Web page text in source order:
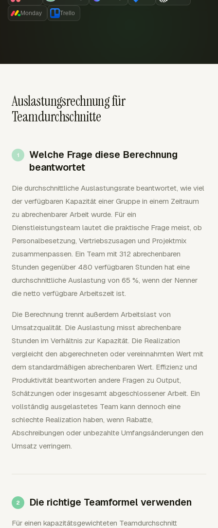
Monday Trello
Auslastungsrechnung für
Teamdurchschnitte
Welche Frage diese Berechnung
beantwortet
Die durchschnittliche Auslastungsrate beantwortet, wie viel
der verfügbaren Kapazität einer Gruppe in einem Zeitraum
zu abrechenbarer Arbeit wurde. Für ein
Dienstleistungsteam lautet die praktische Frage meist, ob
Personalbesetzung, Vertriebszusagen und Projektmix
zusammenpassen. Ein Team mit 312 abrechenbaren
Stunden gegenüber 480 verfügbaren Stunden hat eine
durchschnittliche Auslastung von 65 %, wenn der Nenner
die netto verfügbare Arbeitszeit ist.
Die Berechnung trennt außerdem Arbeitslast von
Umsatzqualität. Die Auslastung misst abrechenbare
Stunden im Verhältnis zur Kapazität. Die Realization
vergleicht den abgerechneten oder vereinnahmten Wert mit
dem standardmäßigen abrechenbaren Wert. Effizienz und
Produktivität beantworten andere Fragen zu Output,
Schätzungen oder insgesamt abgeschlossener Arbeit. Ein
vollständig ausgelastetes Team kann dennoch eine
schlechte Realization haben, wenn Rabatte,
Abschreibungen oder unbezahlte Umfangsänderungen den
Umsatz verringern.
Die richtige Teamformel verwenden
Für einen kapazitätsgewichteten Teamdurchschnitt